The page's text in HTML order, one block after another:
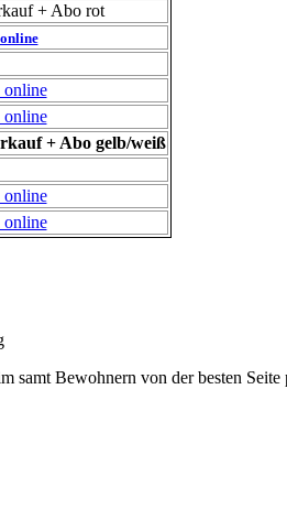
+ Abo rot
online
online
+ Abo gelb/weiß
online
online
Bewohnern von der besten